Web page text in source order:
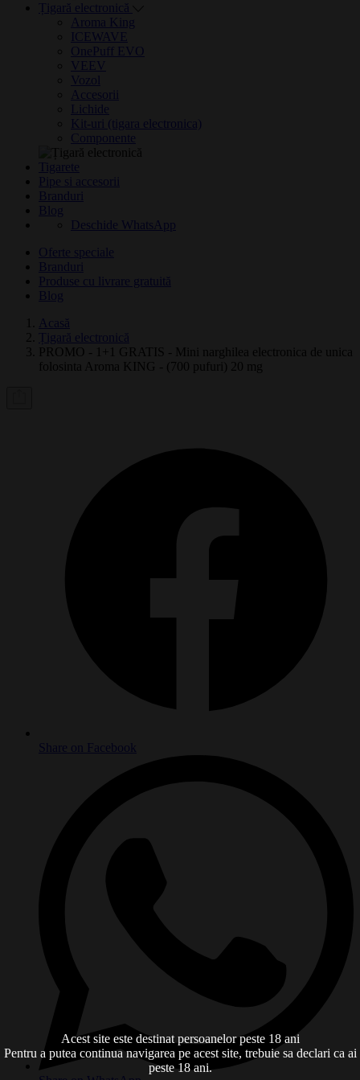
Țigară electronică
Aroma King
ICEWAVE
OnePuff EVO
VEEV
Vozol
Accesorii
Lichide
Kit-uri (tigara electronica)
Componente
Tigarete
Pipe si accesorii
Branduri
Blog
Deschide WhatsApp
Oferte speciale
Branduri
Produse cu livrare gratuită
Blog
Acasă
Țigară electronică
PROMO - 1+1 GRATIS - Mini narghilea electronica de unica
folosinta Aroma KING - (700 pufuri) 20 mg
Share on Facebook
Acest site este destinat persoanelor peste 18 ani
Pentru a putea continua navigarea pe acest site, trebuie sa declari ca ai
peste 18 ani.